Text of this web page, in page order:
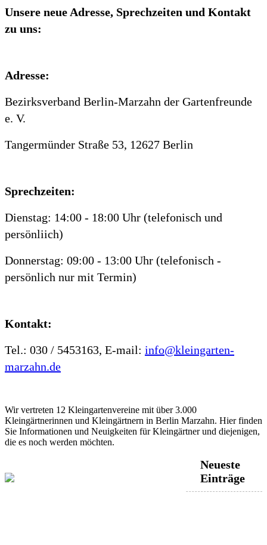
Unsere neue Adresse, Sprechzeiten und Kontakt
zu uns:
Adresse:
Bezirksverband Berlin-Marzahn der Gartenfreunde
e. V.
Tangermünder Straße 53, 12627 Berlin
Sprechzeiten:
Dienstag: 14:00 - 18:00 Uhr (telefonisch und
persönliich)
Donnerstag: 09:00 - 13:00 Uhr (telefonisch -
persönlich nur mit Termin)
Kontakt:
Tel.: 030 / 5453163, E-mail: info@kleingarten-
marzahn.de
Wir vertreten 12 Kleingartenvereine mit über 3.000
Kleingärtnerinnen und Kleingärtnern in Berlin Marzahn. Hier finden
Sie Informationen und Neuigkeiten für Kleingärtner und diejenigen,
die es noch werden möchten.
Neueste
Einträge